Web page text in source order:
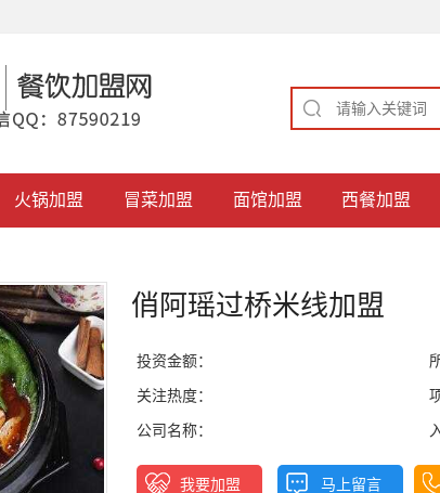
火锅加盟 冒菜加盟 面馆加盟 西餐加盟
俏阿瑶过桥米线加盟
投资金额：
关注热度：
公司名称：
我要加盟 马上留言